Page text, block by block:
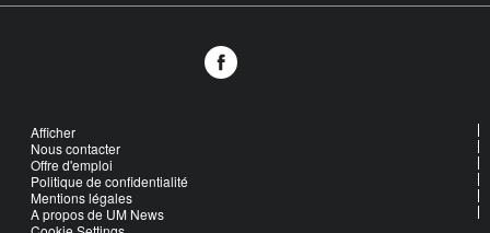
Afficher
Nous contacter
Offre d'emploi
Politique de confidentialité
Mentions légales
A propos de UM News